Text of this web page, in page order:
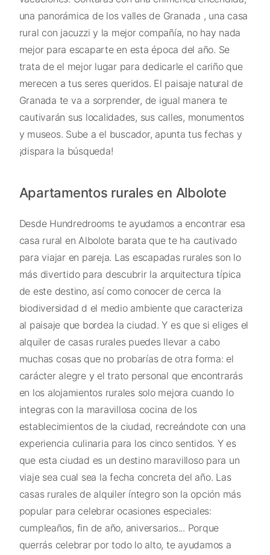
una panorámica de los valles de Granada , una casa
rural con jacuzzi y la mejor compañía, no hay nada
mejor para escaparte en esta época del año. Se
trata de el mejor lugar para dedicarle el cariño que
merecen a tus seres queridos. El paisaje natural de
Granada te va a sorprender, de igual manera te
cautivarán sus localidades, sus calles, monumentos
y museos. Sube a el buscador, apunta tus fechas y
¡dispara la búsqueda!
Apartamentos rurales en Albolote
Desde Hundredrooms te ayudamos a encontrar esa
casa rural en Albolote barata que te ha cautivado
para viajar en pareja. Las escapadas rurales son lo
más divertido para descubrir la arquitectura típica
de este destino, así como conocer de cerca la
biodiversidad d el medio ambiente que caracteriza
al paisaje que bordea la ciudad. Y es que si eliges el
alquiler de casas rurales puedes llevar a cabo
muchas cosas que no probarías de otra forma: el
carácter alegre y el trato personal que encontrarás
en los alojamientos rurales solo mejora cuando lo
integras con la maravillosa cocina de los
establecimientos de la ciudad, recreándote con una
experiencia culinaria para los cinco sentidos. Y es
que esta ciudad es un destino maravilloso para un
viaje sea cual sea la fecha concreta del año. Las
casas rurales de alquiler íntegro son la opción más
popular para celebrar ocasiones especiales:
cumpleaños, fin de año, aniversarios... Porque
querrás celebrar por todo lo alto, te ayudamos a